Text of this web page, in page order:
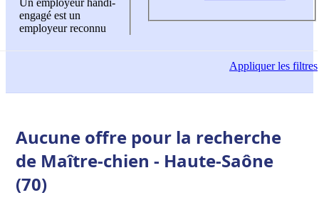
Un employeur handi-
engagé est un
employeur reconnu
Appliquerles filtres
Aucune offre pour la recherche
de Maître-chien - Haute-Saône
(70)